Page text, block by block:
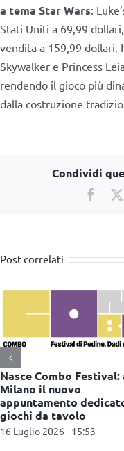
a tema Star Wars:
Stati Uniti a 69,99
vendita a 159,99 dollari.
Skywalker e Princess
rendendo il gioco più
dalla costruzione
Condividi
Post correlati
Nasce Combo Festival:
Milano il nuovo
appuntamento
giochi da tavolo
16 Luglio 2026 - 15:53